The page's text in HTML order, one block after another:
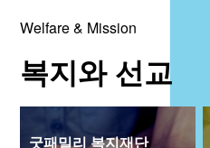
해외선교
법인후원금내역
Welfare & Mission
복지와 선교
굿패밀리 복지재단